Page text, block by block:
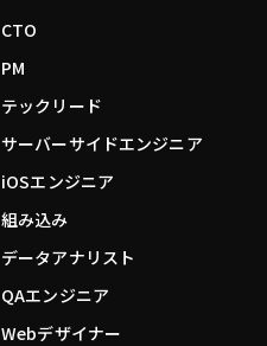
CTO
PM
テックリード
サーバーサイドエンジニア
iOSエンジニア
組み込み
データアナリスト
QAエンジニア
Webデザイナー